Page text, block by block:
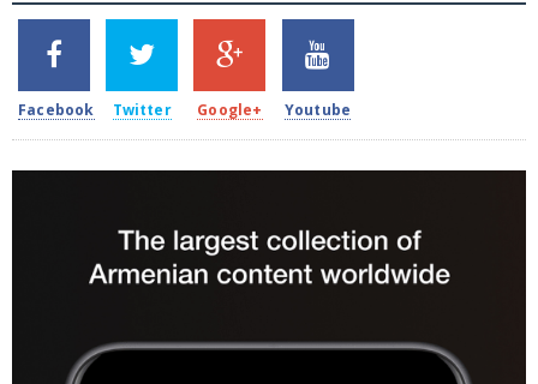
2k
SHARES
Facebook
1.5k
TWEETS
Twitter
203
SHARES
Google+
620
SHARES
Youtube